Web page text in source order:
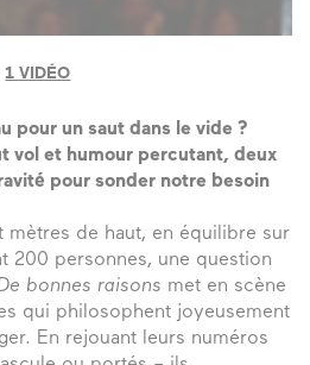
1 VIDÉO
pour un saut dans le vide ?
vol et humour percutant, deux
pour sonder notre besoin
mètres de haut, en équilibre sur
200 personnes, une question
bonnes raisons met en scène
qui philosophent joyeusement
En rejouant leurs numéros